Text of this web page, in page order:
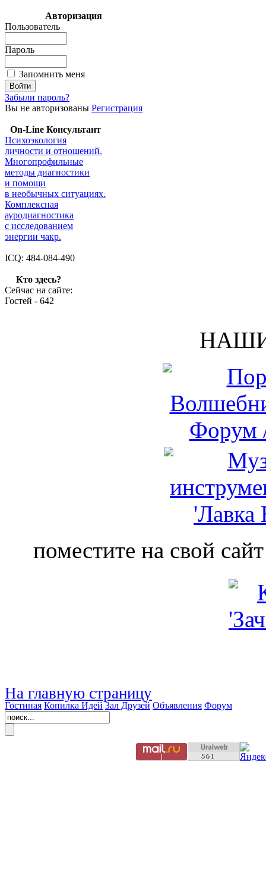
Авторизация
Пользователь
Пароль
Запомнить меня
Забыли пароль?
Вы не авторизованы Регистрация
On-Line Консультант
Психоэкология
личности и отношений.
Многопрофильные
методы диагностики
и помощи
в необычных ситуациях.
Комплексная
ауродиагностика
с исследованием
энергии чакр.
ICQ: 484-084-490
Кто здесь?
Сейчас на сайте:
Гостей - 642
поместите на свой
На главную страницу
Гостиная Копилка Идей Зал Друзей Объявления Форум